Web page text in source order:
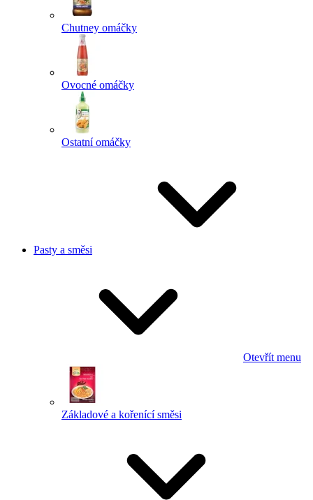
Chutney omáčky
Ovocné omáčky
Ostatní omáčky
Pasty a směsi
Otevřít menu
Základové a kořenící směsi